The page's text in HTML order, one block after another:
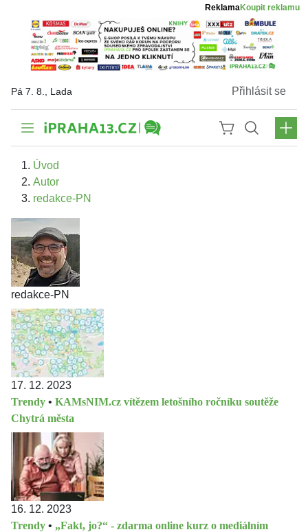
ReklamaKoupit reklamu
Pá 7. 8., Lada Přihlásit se
Úvod
Autor
redakce-PN
redakce-PN
17. 12. 2023
Trendy • KAMsNIM.cz vítězem letošního ročníku soutěže
Chytrá města
16. 12. 2023
Trendy • „Fakt, jo?“ - zdarma online kurz o mediálním